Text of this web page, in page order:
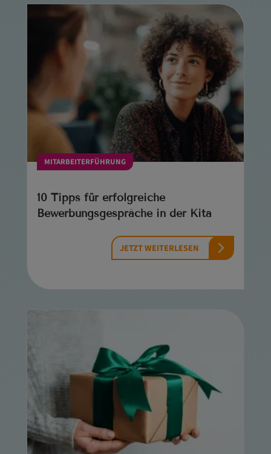
MITARBEITERFÜHRUNG
10 Tipps für erfolgreiche
Bewerbungsgespräche in der Kita
JETZT WEITERLESEN